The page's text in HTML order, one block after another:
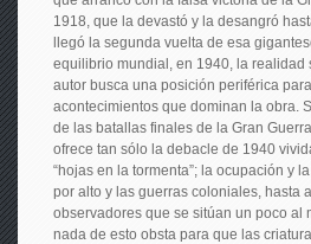
1918, que la devastó y la desangró
llegó la segunda vuelta de esa
equilibrio mundial, en 1940, la realidad
autor busca una posición periférica
acontecimientos que dominan la obra.
de las batallas finales de la Gran
ofrece tan sólo la debacle de 1940
“hojas en la tormenta”; la ocupación y
por alto y las guerras coloniales, hasta
observadores que se sitúan un poco al
nada de esto obsta para que las